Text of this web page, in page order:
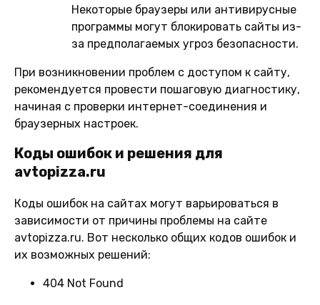
Некоторые браузеры или антивирусные
программы могут блокировать сайты из-
за предполагаемых угроз безопасности.
При возникновении проблем с доступом к сайту,
рекомендуется провести пошаговую диагностику,
начиная с проверки интернет-соединения и
браузерных настроек.
Коды ошибок и решения для
avtopizza.ru
Коды ошибок на сайтах могут варьироваться в
зависимости от причины проблемы на сайте
avtopizza.ru. Вот несколько общих кодов ошибок и
их возможных решений:
404 Not Found